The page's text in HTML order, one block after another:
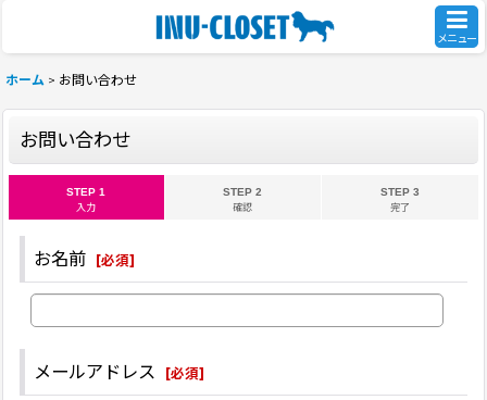
メニュー
ホーム > お問い合わせ
お問い合わせ
STEP 1
入力
STEP 2
確認
STEP 3
完了
お名前 [必須]
メールアドレス [必須]